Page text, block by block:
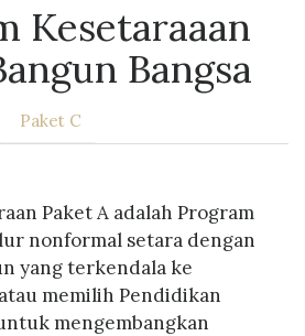
Kesetaraaan
Bangsa
Paket C
Paket A adalah Program
nonformal setara dengan
yang terkendala ke
memilih Pendidikan
mengembangkan